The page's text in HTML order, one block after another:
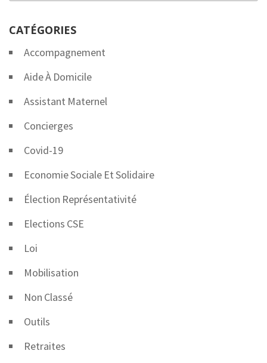
CATÉGORIES
Accompagnement
Aide À Domicile
Assistant Maternel
Concierges
Covid-19
Economie Sociale Et Solidaire
Élection Représentativité
Elections CSE
Loi
Mobilisation
Non Classé
Outils
Retraites